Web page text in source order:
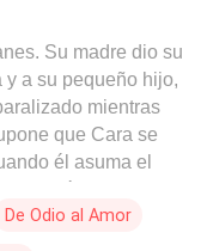
Su madre dio su
a su pequeño hijo,
mientras
que Cara se
él asuma el
expresa su deseo
De Odio al Amor